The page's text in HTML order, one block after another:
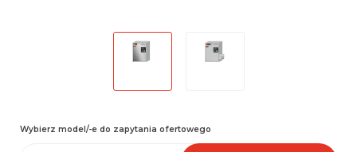
Wybierz model/-e do zapytania ofertowego